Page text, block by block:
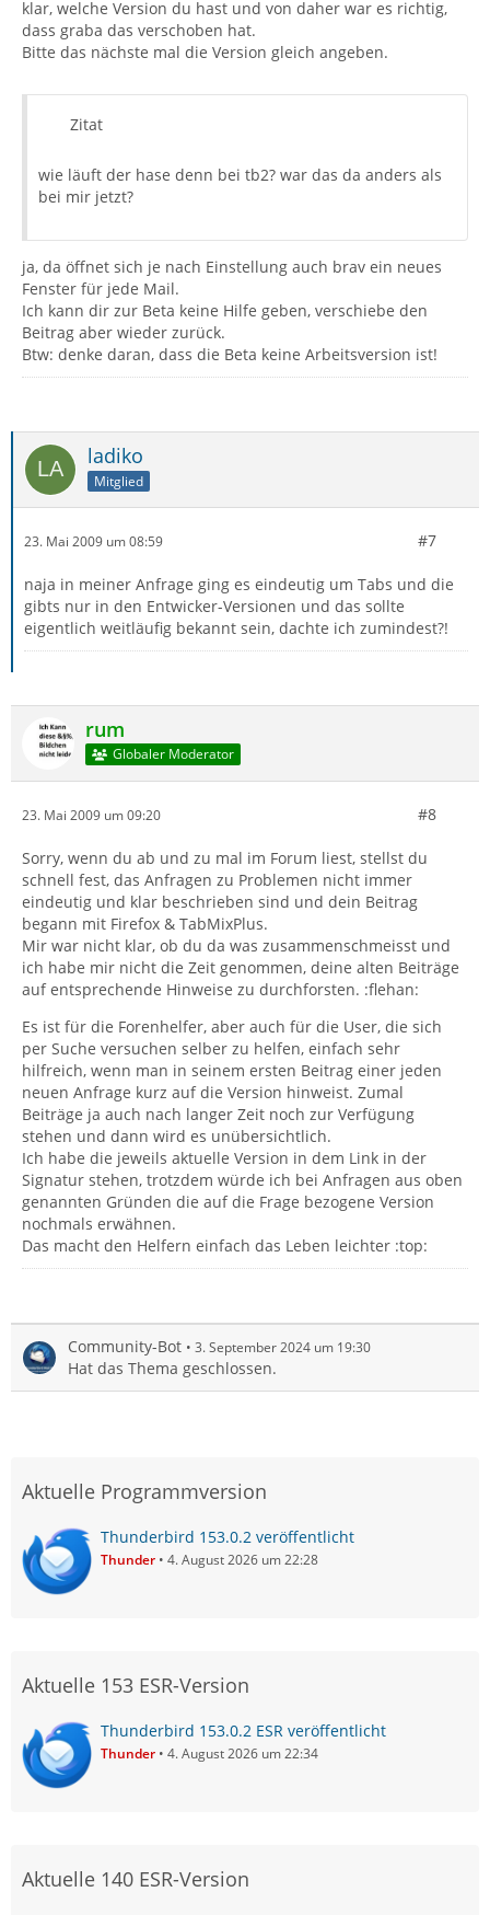
klar, welche Version du hast und von daher war es richtig,
dass graba das verschoben hat.
Bitte das nächste mal die Version gleich angeben.
Zitat
wie läuft der hase denn bei tb2? war das da anders als
bei mir jetzt?
ja, da öffnet sich je nach Einstellung auch brav ein neues
Fenster für jede Mail.
Ich kann dir zur Beta keine Hilfe geben, verschiebe den
Beitrag aber wieder zurück.
Btw: denke daran, dass die Beta keine Arbeitsversion ist!
ladiko
Mitglied
23. Mai 2009 um 08:59 #7
naja in meiner Anfrage ging es eindeutig um Tabs und die
gibts nur in den Entwicker-Versionen und das sollte
eigentlich weitläufig bekannt sein, dachte ich zumindest?!
rum
Globaler Moderator
23. Mai 2009 um 09:20 #8
Sorry, wenn du ab und zu mal im Forum liest, stellst du
schnell fest, das Anfragen zu Problemen nicht immer
eindeutig und klar beschrieben sind und dein Beitrag
begann mit Firefox & TabMixPlus.
Mir war nicht klar, ob du da was zusammenschmeisst und
ich habe mir nicht die Zeit genommen, deine alten Beiträge
auf entsprechende Hinweise zu durchforsten. :flehan:
Es ist für die Forenhelfer, aber auch für die User, die sich
per Suche versuchen selber zu helfen, einfach sehr
hilfreich, wenn man in seinem ersten Beitrag einer jeden
neuen Anfrage kurz auf die Version hinweist. Zumal
Beiträge ja auch nach langer Zeit noch zur Verfügung
stehen und dann wird es unübersichtlich.
Ich habe die jeweils aktuelle Version in dem Link in der
Signatur stehen, trotzdem würde ich bei Anfragen aus oben
genannten Gründen die auf die Frage bezogene Version
nochmals erwähnen.
Das macht den Helfern einfach das Leben leichter :top:
Community-Bot 3. September 2024 um 19:30
Hat das Thema geschlossen.
Aktuelle Programmversion
Thunderbird 153.0.2 veröffentlicht
Thunder 4. August 2026 um 22:28
Aktuelle 153 ESR-Version
Thunderbird 153.0.2 ESR veröffentlicht
Thunder 4. August 2026 um 22:34
Aktuelle 140 ESR-Version